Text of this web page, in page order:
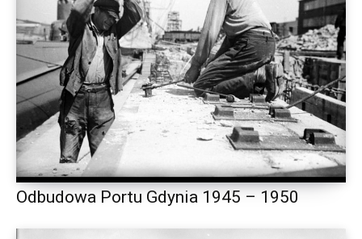
Odbudowa Portu Gdynia 1945 – 1950